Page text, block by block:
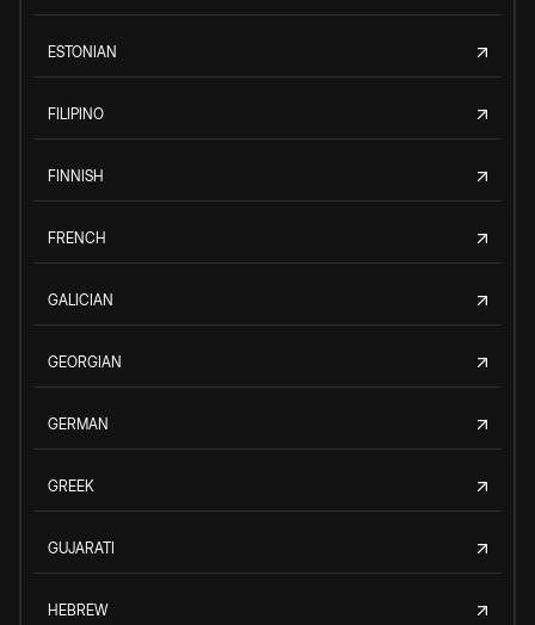
ESTONIAN
FILIPINO
FINNISH
FRENCH
GALICIAN
GEORGIAN
GERMAN
GREEK
GUJARATI
HEBREW